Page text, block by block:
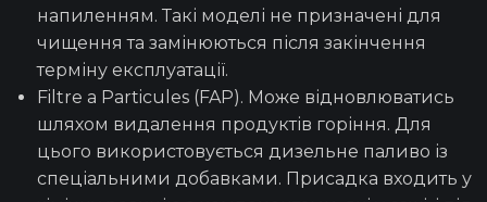
напиленням. Такі моделі не призначені для
чищення та замінюються після закінчення
терміну експлуатації.
Filtre a Particules (FAP). Може відновлюватись
шляхом видалення продуктів горіння. Для
цього використовується дизельне паливо із
спеціальними добавками. Присадка входить у